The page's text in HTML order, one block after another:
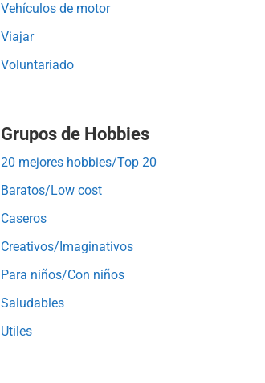
Vehículos de motor
Viajar
Voluntariado
Grupos de Hobbies
20 mejores hobbies/Top 20
Baratos/Low cost
Caseros
Creativos/Imaginativos
Para niños/Con niños
Saludables
Utiles